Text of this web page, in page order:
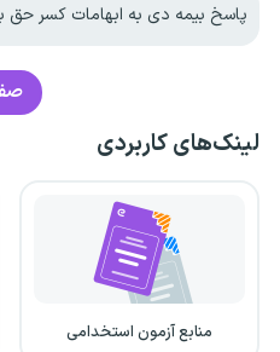
پاسخ بیمه دی به ابهامات کسر حق
لینک‌های کاربردی
منابع آزمون استخدامی